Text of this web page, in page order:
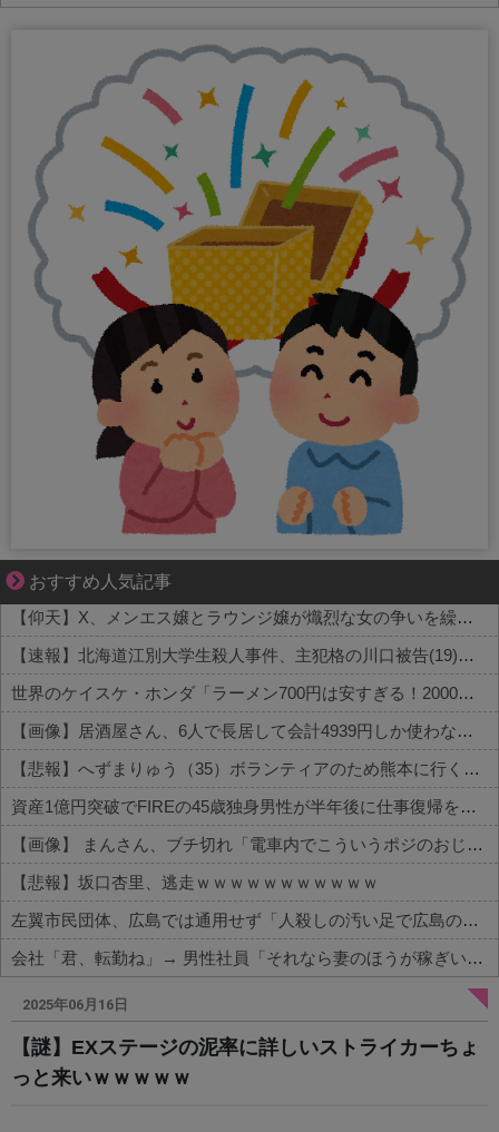
おすすめ人気記事
ずっと好き。俺はストーカーなんかじゃない。
【仰天】X、メンエス嬢とラウンジ嬢が熾烈な女の争いを繰り広げ対戦型になってしまうw w w w w w w w
【速報】北海道江別大学生殺人事件、主犯格の川口被告(19)に無期懲役の判決←これ、妥当だと思う？？？？？？
世界のケイスケ・ホンダ「ラーメン700円は安すぎる！2000円にするべき」
【画像】居酒屋さん、6人で長居して会計4939円しか使わない客にお気持ち表明してしまう←コレどっちが悪いんや？？？？？？
【悲報】へずまりゅう（35）ボランティアのため熊本に行くも体調不良で病院に行く
資産1億円突破でFIREの45歳独身男性が半年後に仕事復帰を決意した「1通の通知」
【画像】 まんさん、ブチ切れ「電車内でこういうポジのおじ、ガチでイラネ」→
【悲報】坂口杏里、逃走ｗｗｗｗｗｗｗｗｗｗｗ
左翼市民団体、広島では通用せず「人殺しの汚い足で広島の土を踏むな！」→広島県民「お前らの方が汚いんじゃ！」「ワシらが広島県民じゃ」
会社「君、転勤ね」→ 男性社員「それなら妻のほうが稼ぎいいんで辞めます」⇒ 結果・・・
Powered by livedoor 相互RSS
2025年06月16日
【謎】EXステージの泥率に詳しいストライカーちょ
っと来いｗｗｗｗｗ